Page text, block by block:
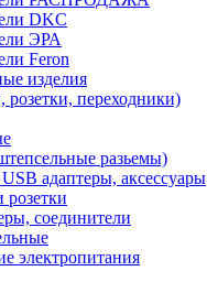
DKC
ЭРА
Feron
изделия
розетки, переходники)
разьемы)
адаптеры, аксессуары
соединители
электропитания